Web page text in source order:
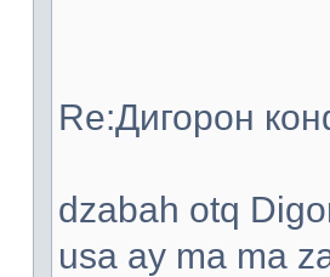
Re:Дигорон
dzabah otq
usa ay ma ma